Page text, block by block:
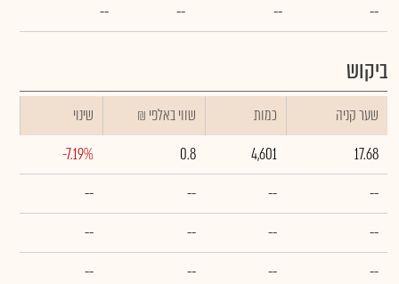
--
--
--
--
ביקוש
שער קניה כמות ₪ שווי באלפי
שינוי
17.68
4,601
0.8
-7.19%
--
--
--
--
--
--
--
--
--
--
--
--